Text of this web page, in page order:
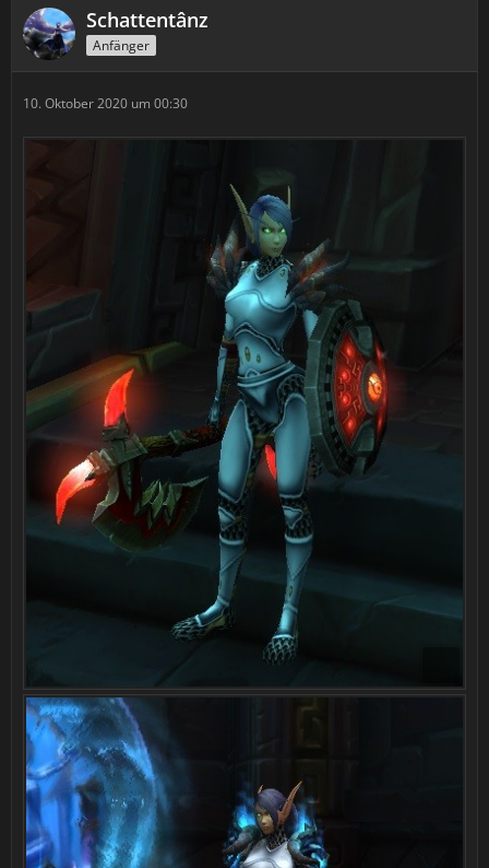
Schattentânz
Anfänger
10. Oktober 2020 um 00:30